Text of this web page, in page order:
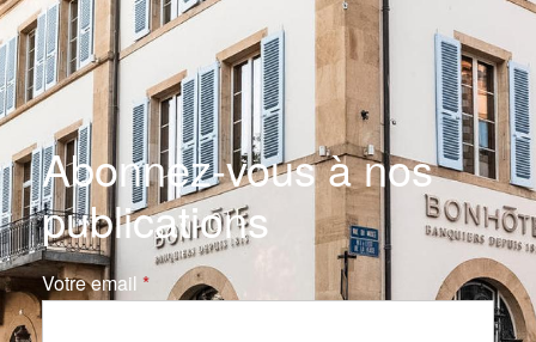
Abonnez-vous à nos
publications
Votre email